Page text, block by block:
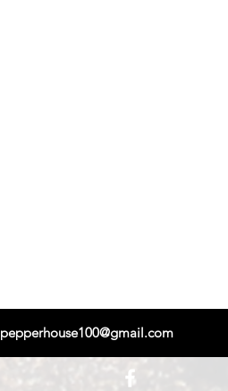
pepperhouse100@gmail.com